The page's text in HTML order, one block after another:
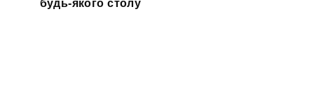
будь-якого столу